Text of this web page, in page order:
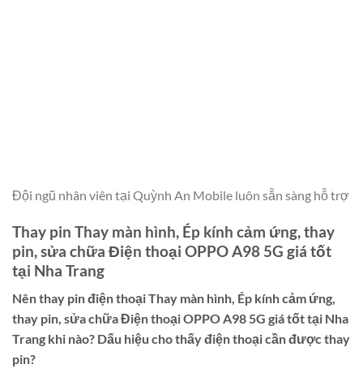
Đội ngũ nhân viên tại Quỳnh An Mobile luôn sẵn sàng hỗ trợ
Thay pin Thay màn hình, Ép kính cảm ứng, thay
pin, sửa chữa Điện thoại OPPO A98 5G giá tốt
tại Nha Trang
Nên thay pin điện thoạiThay màn hình, Ép kính cảm ứng,
thay pin, sửa chữa Điện thoại OPPO A98 5G giá tốt tại Nha
Trang khi nào? Dấu hiệu cho thấy điện thoại cần được thay
pin?